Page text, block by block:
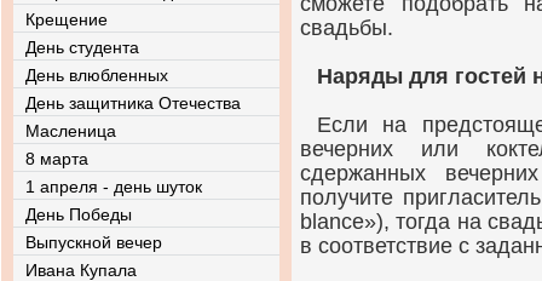
свадьбы.
Наряды для гостей
Если на
вечерних или
сдержанных
получите
blance»), тогда на
в соответствие с
Крещение
День студента
День влюбленных
День защитника Отечества
Масленица
8 марта
1 апреля - день шуток
День Победы
Выпускной вечер
Ивана Купала